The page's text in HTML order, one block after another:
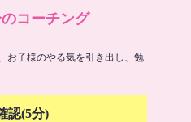
コーチング
お子様のやる気を引き出し、勉
認(5分)